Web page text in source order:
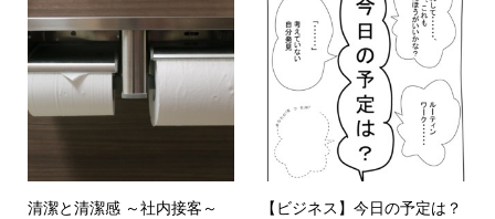
清潔と清潔感 ～社内接客～
【ビジネス】今日の予定は？